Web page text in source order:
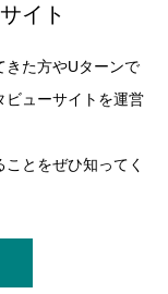
イト
きた方やUターンで
ビューサイトを運営
とをぜひ知ってく